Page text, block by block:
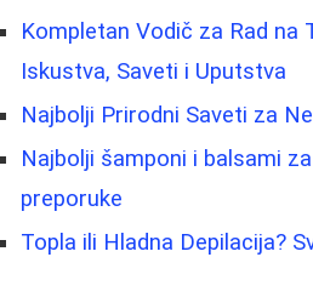
Kompletan Vodič za Rad na
Iskustva, Saveti i Uputstva
Najbolji Prirodni Saveti za
Najbolji šamponi i balsami
preporuke
Topla ili Hladna Depilacija?